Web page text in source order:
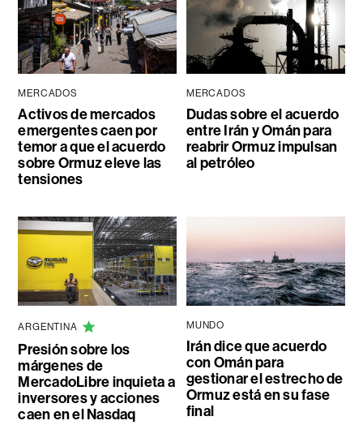
MERCADOS
Activos de mercados
emergentes caen por
temor a que el acuerdo
sobre Ormuz eleve las
tensiones
MERCADOS
Dudas sobre el acuerdo
entre Irán y Omán para
reabrir Ormuz impulsan
al petróleo
ARGENTINA
Presión sobre los
márgenes de
MercadoLibre inquieta a
inversores y acciones
caen en el Nasdaq
MUNDO
Irán dice que acuerdo
con Omán para
gestionar el estrecho de
Ormuz está en su fase
final